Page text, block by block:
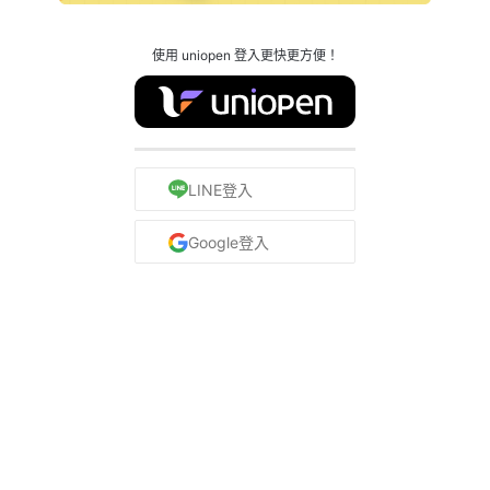
使用 uniopen 登入更快更方便！
LINE登入
Google登入